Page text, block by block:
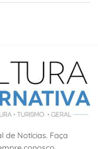
de Notícias. Faça